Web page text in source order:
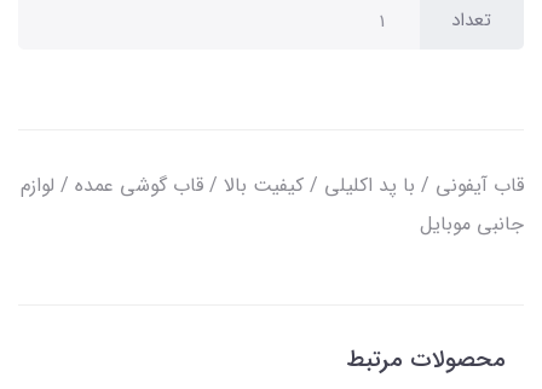
تعداد
قاب آیفونی / با پد اکلیلی / کیفیت بالا / قاب گوشی عمده / لوازم
جانبی موبایل
محصولات مرتبط